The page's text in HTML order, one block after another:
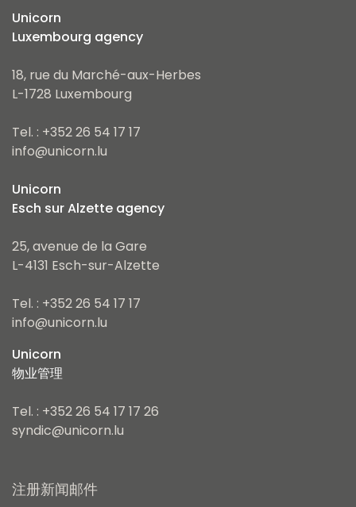
Unicorn
Luxembourg agency
18, rue du Marché-aux-Herbes
L-1728 Luxembourg
Tel. : +352 26 54 17 17
info@unicorn.lu
Unicorn
Esch sur Alzette agency
25, avenue de la Gare
L-4131 Esch-sur-Alzette
Tel. : +352 26 54 17 17
info@unicorn.lu
Unicorn
物业管理
Tel. : +352 26 54 17 17 26
syndic@unicorn.lu
注册新闻邮件